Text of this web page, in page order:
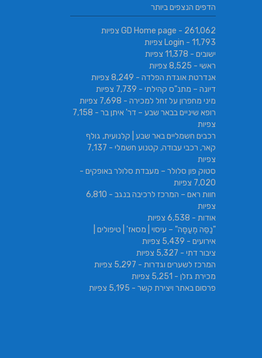
הדפים הנצפים ביותר
GD Home page - 261,062 צפיות
Login - 11,793 צפיות
ישובים - 11,378 צפיות
ראשי - 8,525 צפיות
אנדרטת אוגדת הפלדה - 8,249 צפיות
דיונה – מתנ"ס קהילתי - 7,739 צפיות
מיני מחפרון על זחל למכירה - 7,698 צפיות
רופא שיניים בבאר שבע – דר' איתן בר
- 7,158
צפיות
רכבים חשמליים באר שבע | קלנועית, גולף
קאר, רכבי עבודה, קטנוע חשמלי
- 7,137
צפיות
סטוק פון סלולר – מעבדת סלולר באופקים -
7,020 צפיות
חוות ראם – המרכז לרכיבה בנגב
- 6,810
צפיות
אודות - 6,538 צפיות
"נַסֵּה מְעַסֶּה" – עיסוי | מסאז' | טיפולים |
אירועים - 5,439 צפיות
ציבור דתי - 5,327 צפיות
המרכז לשערים וגדרות - 5,297 צפיות
מכירת גזלן - 5,251 צפיות
פרסום באתר ויצירת קשר - 5,195 צפיות
SABRESA Brewery מבשלת שיכר | מבשלת
בירה